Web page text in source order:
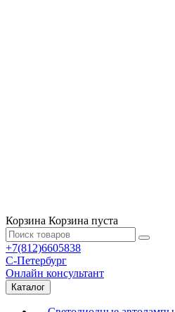
Корзина Корзина пуста
+7(812)6605838
С-Петербург
Онлайн консультант
Каталог